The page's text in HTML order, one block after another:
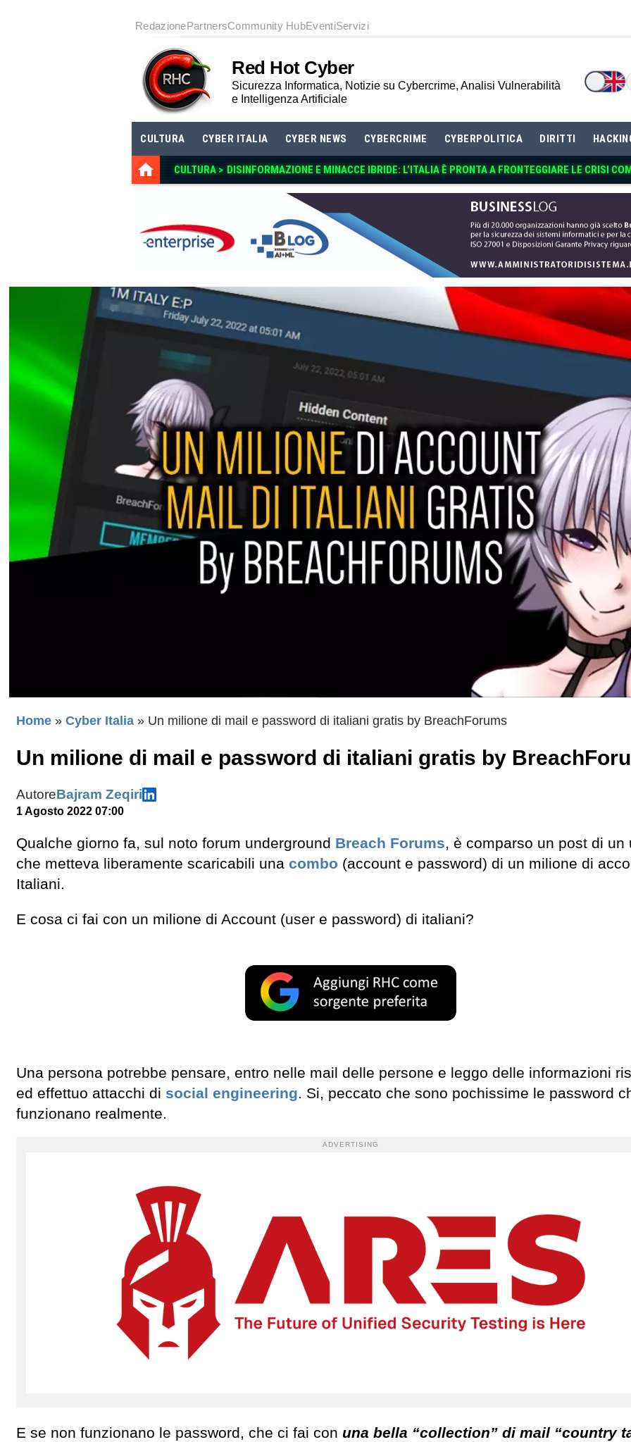
RedazionePartnersCommunity HubEventiServizi
Red Hot Cyber
Sicurezza Informatica, Notizie su Cybercrime, Analisi Vulnerabilità
e Intelligenza Artificiale
CULTURA CYBER ITALIA CYBER NEWS CYBERCRIME CYBERPOLITICA DIRITTI
CULTURA > DISINFORMAZIONE E MINACCE IBRIDE: L’ITALIA È PRONTA
Home » Cyber Italia » Un milione di mail e password di italiani gratis by BreachForums
Un milione di mail e password di italiani gratis by
AutoreBajram Zeqiri
1 Agosto 2022 07:00
Qualche giorno fa, sul noto forum underground Breach Forums, è comparso un post di un
che metteva liberamente scaricabili una combo (account e password) di un milione di
Italiani.
E cosa ci fai con un milione di Account (user e password) di italiani?
Una persona potrebbe pensare, entro nelle mail delle persone e leggo delle informazioni
ed effettuo attacchi di social engineering. Si, peccato che sono pochissime le password
funzionano realmente.
ADVERTISING
E se non funzionano le password, che ci fai con una bella “collection” di mail “country